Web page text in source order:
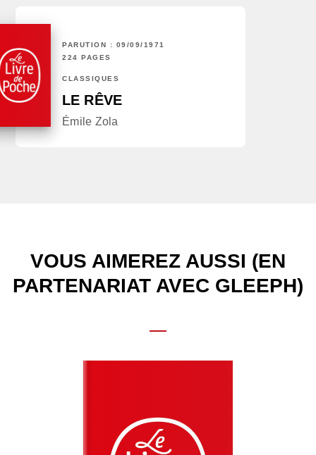
PARUTION : 09/09/1971
224 PAGES
CLASSIQUES
LE RÊVE
Émile Zola
VOUS AIMEREZ AUSSI (EN
PARTENARIAT AVEC GLEEPH)